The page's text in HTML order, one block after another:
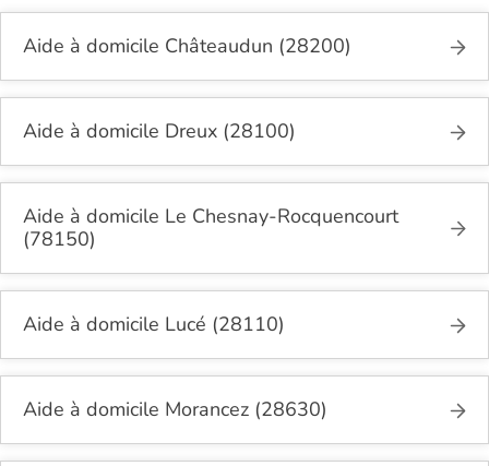
Aide à domicile Châteaudun (28200)
Aide à domicile Dreux (28100)
Aide à domicile Le Chesnay-Rocquencourt
(78150)
Aide à domicile Lucé (28110)
Aide à domicile Morancez (28630)